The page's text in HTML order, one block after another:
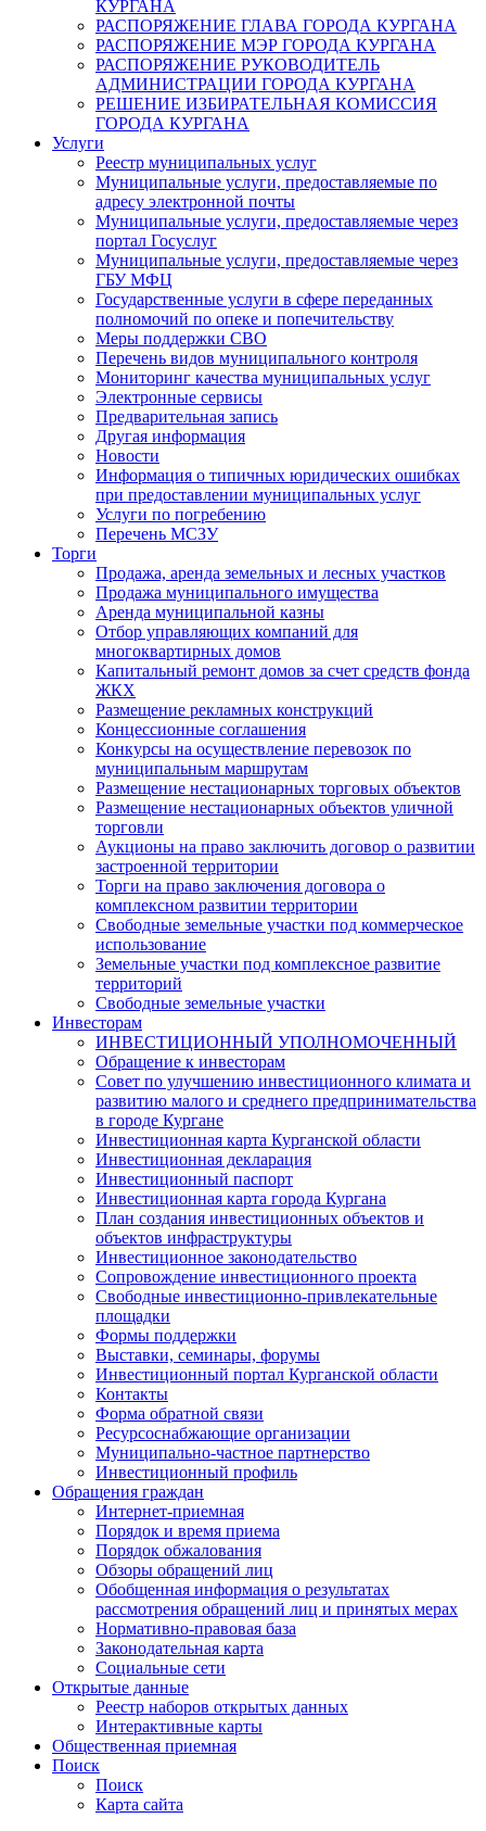
КУРГАНА
РАСПОРЯЖЕНИЕ ГЛАВА ГОРОДА КУРГАНА
РАСПОРЯЖЕНИЕ МЭР ГОРОДА КУРГАНА
РАСПОРЯЖЕНИЕ РУКОВОДИТЕЛЬ
АДМИНИСТРАЦИИ ГОРОДА КУРГАНА
РЕШЕНИЕ ИЗБИРАТЕЛЬНАЯ КОМИССИЯ
ГОРОДА КУРГАНА
Услуги
Реестр муниципальных услуг
Муниципальные услуги, предоставляемые по
адресу электронной почты
Муниципальные услуги, предоставляемые через
портал Госуслуг
Муниципальные услуги, предоставляемые через
ГБУ МФЦ
Государственные услуги в сфере переданных
полномочий по опеке и попечительству
Меры поддержки СВО
Перечень видов муниципального контроля
Мониторинг качества муниципальных услуг
Электронные сервисы
Предварительная запись
Другая информация
Новости
Информация о типичных юридических ошибках
при предоставлении муниципальных услуг
Услуги по погребению
Перечень МСЗУ
Торги
Продажа, аренда земельных и лесных участков
Продажа муниципального имущества
Аренда муниципальной казны
Отбор управляющих компаний для
многоквартирных домов
Капитальный ремонт домов за счет средств фонда
ЖКХ
Размещение рекламных конструкций
Концессионные соглашения
Конкурсы на осуществление перевозок по
муниципальным маршрутам
Размещение нестационарных торговых объектов
Размещение нестационарных объектов уличной
торговли
Аукционы на право заключить договор о развитии
застроенной территории
Торги на право заключения договора о
комплексном развитии территории
Свободные земельные участки под коммерческое
использование
Земельные участки под комплексное развитие
территорий
Свободные земельные участки
Инвесторам
ИНВЕСТИЦИОННЫЙ УПОЛНОМОЧЕННЫЙ
Обращение к инвесторам
Совет по улучшению инвестиционного климата и
развитию малого и среднего предпринимательства
в городе Кургане
Инвестиционная карта Курганской области
Инвестиционная декларация
Инвестиционный паспорт
Инвестиционная карта города Кургана
План создания инвестиционных объектов и
объектов инфраструктуры
Инвестиционное законодательство
Сопровождение инвестиционного проекта
Свободные инвестиционно-привлекательные
площадки
Формы поддержки
Выставки, семинары, форумы
Инвестиционный портал Курганской области
Контакты
Форма обратной связи
Ресурсоснабжающие организации
Муниципально-частное партнерство
Инвестиционный профиль
Обращения граждан
Интернет-приемная
Порядок и время приема
Порядок обжалования
Обзоры обращений лиц
Обобщенная информация о результатах
рассмотрения обращений лиц и принятых мерах
Нормативно-правовая база
Законодательная карта
Социальные сети
Открытые данные
Реестр наборов открытых данных
Интерактивные карты
Общественная приемная
Поиск
Поиск
Карта сайта